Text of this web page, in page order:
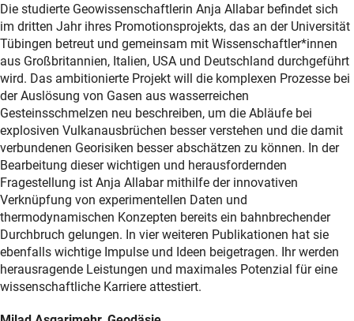
Die studierte Geowissenschaftlerin Anja Allabar befindet sich
im dritten Jahr ihres Promotionsprojekts, das an der Universität
Tübingen betreut und gemeinsam mit Wissenschaftler*innen
aus Großbritannien, Italien, USA und Deutschland durchgeführt
wird. Das ambitionierte Projekt will die komplexen Prozesse bei
der Auslösung von Gasen aus wasserreichen
Gesteinsschmelzen neu beschreiben, um die Abläufe bei
explosiven Vulkanausbrüchen besser verstehen und die damit
verbundenen Georisiken besser abschätzen zu können. In der
Bearbeitung dieser wichtigen und herausfordernden
Fragestellung ist Anja Allabar mithilfe der innovativen
Verknüpfung von experimentellen Daten und
thermodynamischen Konzepten bereits ein bahnbrechender
Durchbruch gelungen. In vier weiteren Publikationen hat sie
ebenfalls wichtige Impulse und Ideen beigetragen. Ihr werden
herausragende Leistungen und maximales Potenzial für eine
wissenschaftliche Karriere attestiert.